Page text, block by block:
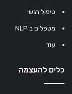
טיפול רגשי
מטפלים ב NLP
עוד
כלים להעצמה